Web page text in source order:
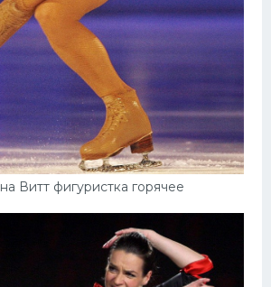
Витт фигуристка горячее